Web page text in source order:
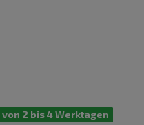
2 bis 4 Werktagen